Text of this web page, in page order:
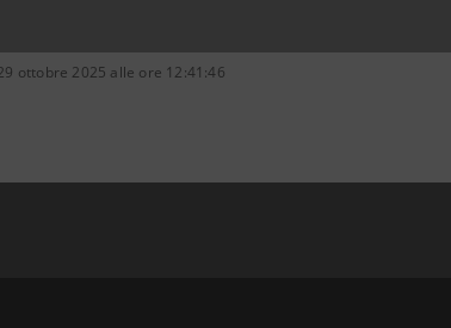
ottobre 2025 alle ore 12:41:46